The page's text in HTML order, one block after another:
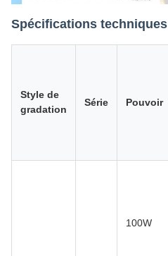
Spécifications techniques
Style de
gradation
Série Pouvoir
100W